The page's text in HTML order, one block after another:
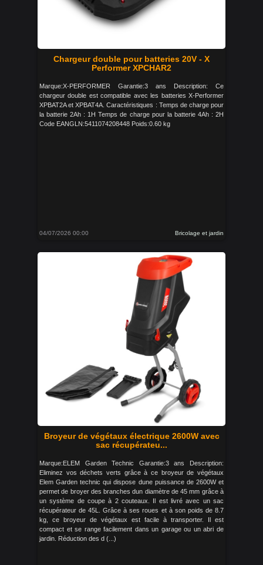
Chargeur double pour batteries 20V - X
Performer XPCHAR2
Marque:X-PERFORMER Garantie:3 ans Description: Ce
chargeur double est compatible avec les batteries X-Performer
XPBAT2A et XPBAT4A. Caractéristiques : Temps de charge pour
la batterie 2Ah : 1H Temps de charge pour la batterie 4Ah : 2H
Code EANGLN:5411074208448 Poids:0.60 kg
04/07/2026 00:00 Bricolage et jardin
Broyeur de végétaux électrique 2600W avec
sac récupérateu...
Marque:ELEM Garden Technic Garantie:3 ans Description:
Eliminez vos déchets verts grâce à ce broyeur de végétaux
Elem Garden technic qui dispose dune puissance de 2600W et
permet de broyer des branches dun diamètre de 45 mm grâce à
un système de coupe à 2 couteaux. Il est livré avec un sac
récupérateur de 45L. Grâce à ses roues et à son poids de 8.7
kg, ce broyeur de végétaux est facile à transporter. Il est
compact et se range facilement dans un garage ou un abri de
jardin. Réduction des d (...)